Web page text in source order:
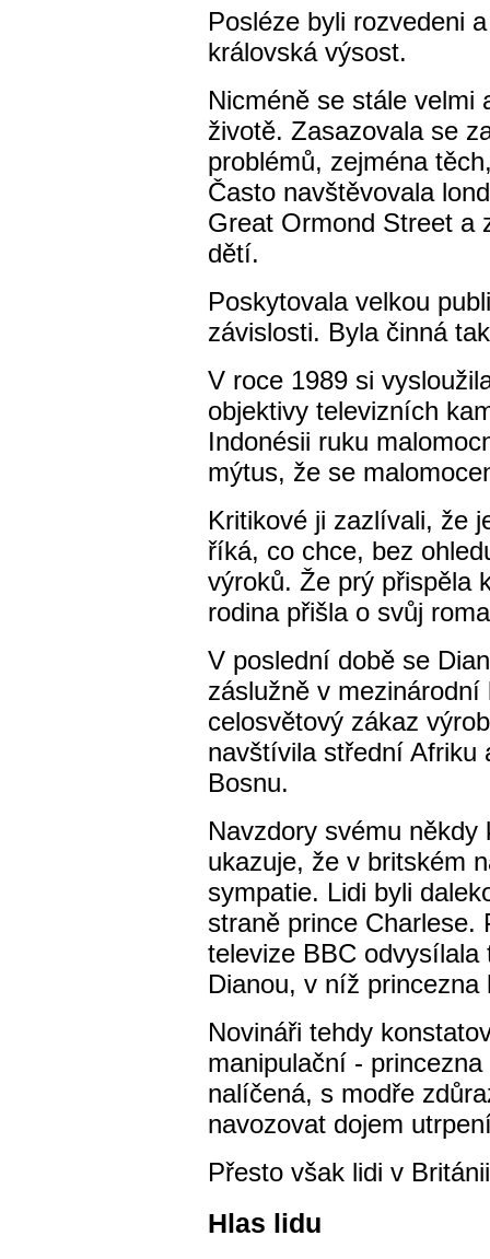
Posléze byli rozvedeni
královská výsost.
Nicméně se stále velmi
životě. Zasazovala se
problémů, zejména
Často navštěvovala
Great Ormond Street a
dětí.
Poskytovala velkou
závislosti. Byla činná
V roce 1989 si
objektivy televizních
Indonésii ruku
mýtus, že se
Kritikové ji zazlívali, že
říká, co chce, bez
výroků. Že prý přispěla
rodina přišla o svůj
V poslední době se
záslužně v
celosvětový zákaz
navštívila střední Afriku
Bosnu.
Navzdory svému
ukazuje, že v britském
sympatie. Lidi byli
straně prince Charlese.
televize BBC
Dianou, v níž
Novináři tehdy
manipulační -
nalíčená, s modře
navozovat dojem
Přesto však lidi v
Hlas lidu